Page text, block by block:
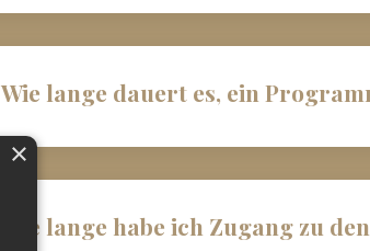
Wie lange dauert es, ein
Wie lange habe ich Zugang zu
×